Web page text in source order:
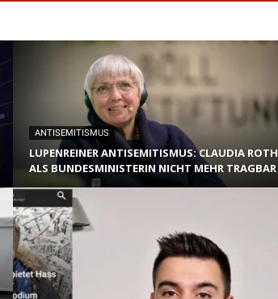
ANTISEMITISMUS
LUPENREINER ANTISEMITISMUS: CLAUDIA ROTH
ALS BUNDESMINISTERIN NICHT MEHR TRAGBAR